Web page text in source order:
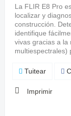
La FLIR E8 Pro
localizar y
construcción.
identifique
vivas gracias a la
multiespectrales)
Tuitear
Imprimir